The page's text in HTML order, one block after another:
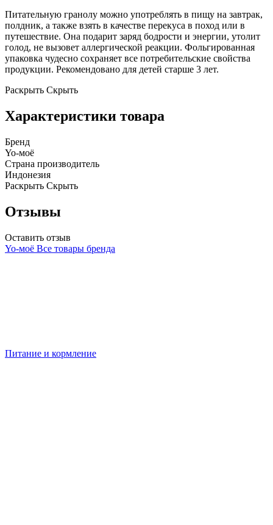
Питательную гранолу можно употреблять в пищу на завтрак,
полдник, а также взять в качестве перекуса в поход или в
путешествие. Она подарит заряд бодрости и энергии, утолит
голод, не вызовет аллергической реакции. Фольгированная
упаковка чудесно сохраняет все потребительские свойства
продукции. Рекомендовано для детей старше 3 лет.
Раскрыть Скрыть
Характеристики товара
Бренд
Yo-моё
Страна производитель
Индонезия
Раскрыть Скрыть
Отзывы
Оставить отзыв
Yo-моё Все товары бренда
Питание и кормление